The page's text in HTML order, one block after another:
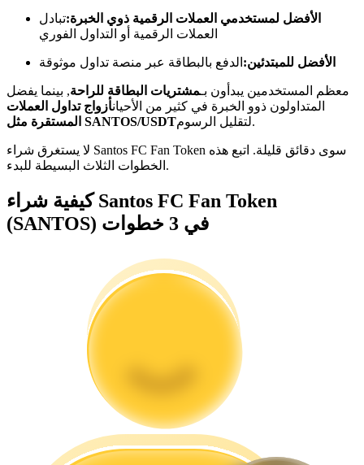
معلومة
إلى ذلك.
دليل المبتدئين للعقود الآجلة
الأفضل لمستخدمي العملات الرقمية ذوي الخبرة:تبادل
العملات الرقمية أو التداول الفوري
الأفضل للمبتدئين: الدفع بالبطاقة عبر منصة تداول موثوقة
معظم المستخدمين يبدأون بـمشتريات البطاقة للراحة, بينما يفضل
المتداولون ذوو الخبرة في كثير من الأحيانأزواج تداول العملات
المستقرة مثل SANTOS/USDT
لتقليل الرسوم.
لا يستغرق شراء Santos FC Fan Token سوى دقائق قليلة. اتبع هذه
الخطوات الثلاث البسيطة للبدء.
كيفية شراء Santos FC Fan Token
(SANTOS) في 3 خطوات